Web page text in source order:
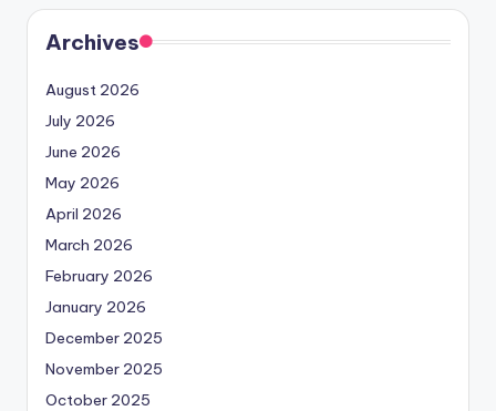
Archives
August 2026
July 2026
June 2026
May 2026
April 2026
March 2026
February 2026
January 2026
December 2025
November 2025
October 2025